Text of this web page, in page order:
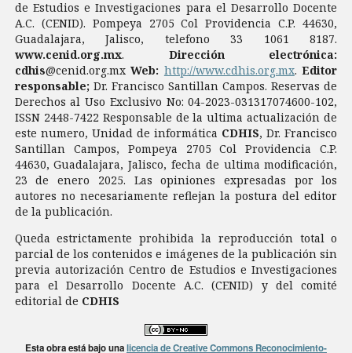
de Estudios e Investigaciones para el Desarrollo Docente
A.C. (CENID). Pompeya 2705 Col Providencia C.P. 44630,
Guadalajara, Jalisco, telefono 33 1061 8187.
www.cenid.org.mx. Dirección electrónica:
cdhis@cenid.org.mxWeb: http://www.cdhis.org.mx. Editor
responsable; Dr. Francisco Santillan Campos. Reservas de
Derechos al Uso Exclusivo No: 04-2023-031317074600-102,
ISSN 2448-7422 Responsable de la ultima actualización de
este numero, Unidad de informática CDHIS, Dr. Francisco
Santillan Campos, Pompeya 2705 Col Providencia C.P.
44630, Guadalajara, Jalisco, fecha de ultima modificación,
23 de enero 2025. Las opiniones expresadas por los
autores no necesariamente reflejan la postura del editor
de la publicación.
Queda estrictamente prohibida la reproducción total o
parcial de los contenidos e imágenes de la publicación sin
previa autorización Centro de Estudios e Investigaciones
para el Desarrollo Docente A.C. (CENID) y del comité
editorial de CDHIS
Esta obra está bajo unalicencia de Creative Commons Reconocimiento-